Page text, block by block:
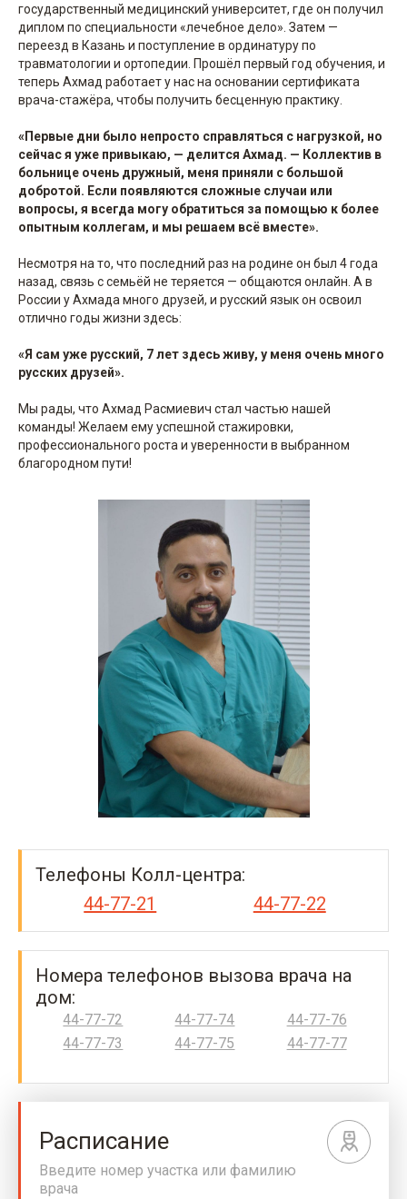
государственный медицинский университет, где он получил
диплом по специальности «лечебное дело». Затем —
переезд в Казань и поступление в ординатуру по
травматологии и ортопедии. Прошёл первый год обучения, и
теперь Ахмад работает у нас на основании сертификата
врача-стажёра, чтобы получить бесценную практику.
«Первые дни было непросто справляться с нагрузкой, но
сейчас я уже привыкаю, — делится Ахмад. — Коллектив в
больнице очень дружный, меня приняли с большой
добротой. Если появляются сложные случаи или
вопросы, я всегда могу обратиться за помощью к более
опытным коллегам, и мы решаем всё вместе».
Несмотря на то, что последний раз на родине он был 4 года
назад, связь с семьёй не теряется — общаются онлайн. А в
России у Ахмада много друзей, и русский язык он освоил
отлично годы жизни здесь:
«Я сам уже русский, 7 лет здесь живу, у меня очень много
русских друзей».
Мы рады, что Ахмад Расмиевич стал частью нашей
команды! Желаем ему успешной стажировки,
профессионального роста и уверенности в выбранном
благородном пути!
Телефоны Колл-центра:
44-77-21
44-77-22
Номера телефонов вызова врача на
дом:
44-77-72
44-77-73
44-77-74
44-77-75
44-77-76
44-77-77
Расписание
Введите номер участка или фамилию
врача